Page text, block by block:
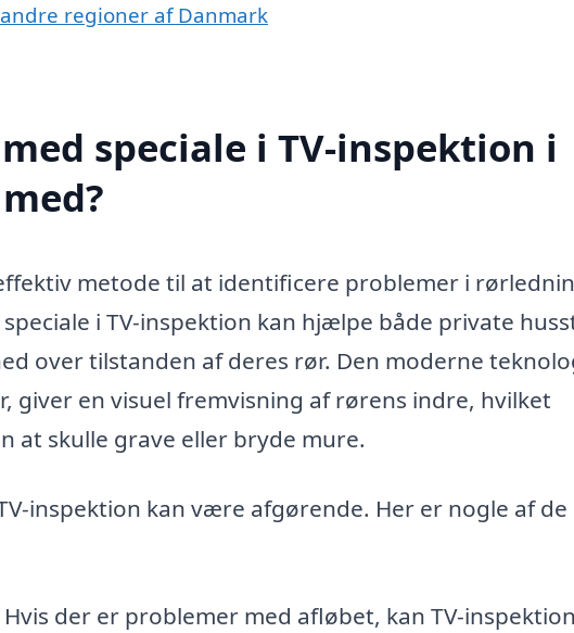
regioner af Danmark
speciale i TV-inspektion i
metode til at identificere problemer i
i TV-inspektion kan hjælpe både private
over tilstanden af deres rør. Den moderne
giver en visuel fremvisning af rørens indre, hvilket
at skulle grave eller bryde mure.
inspektion kan være afgørende. Her er nogle af de
der er problemer med afløbet, kan TV-